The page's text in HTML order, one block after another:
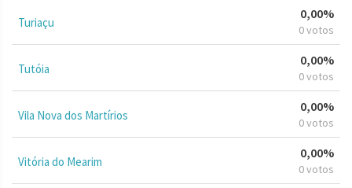
Turiaçu
0,00%
0 votos
Tutóia
0,00%
0 votos
Vila Nova dos Martírios
0,00%
0 votos
Vitória do Mearim
0,00%
0 votos